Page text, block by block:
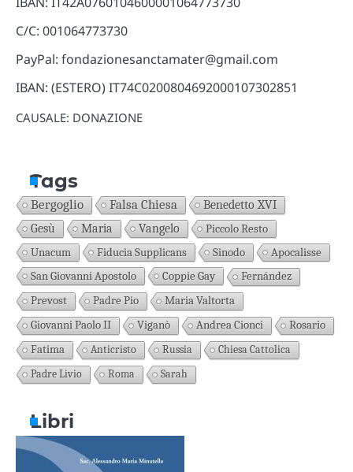
C/C: 001064773730
PayPal: fondazionesanctamater@gmail.com
IBAN: (ESTERO) IT74C0200804692000107302851
CAUSALE: DONAZIONE
Tags
Bergoglio Falsa Chiesa Benedetto XVI
Gesù Maria Vangelo
Piccolo Resto
Unacum
Fiducia Supplicans Sinodo
Apocalisse
San Giovanni Apostolo
Coppie Gay
Fernández
Prevost
Padre Pio
Maria Valtorta
Giovanni Paolo II
Viganò Andrea Cionci
Rosario
Fatima
Anticristo Russia
Chiesa Cattolica
Padre Livio
Roma Sarah
Libri